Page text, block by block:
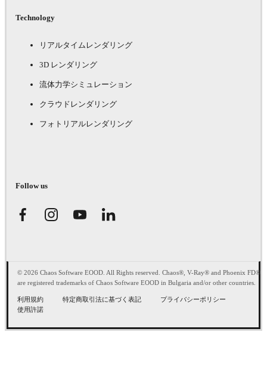
Technology
リアルタイムレンダリング
3D レンダリング
流体力学シミュレーション
クラウドレンダリング
フォトリアルレンダリング
Follow us
© 2026 Chaos Software EOOD. All Rights reserved. Chaos®, V-Ray® and Phoenix FD®
are registered trademarks of Chaos Software EOOD in Bulgaria and/or other countries.
利用規約 特定商取引法に基づく表記
プライバシーポリシー
使用許諾